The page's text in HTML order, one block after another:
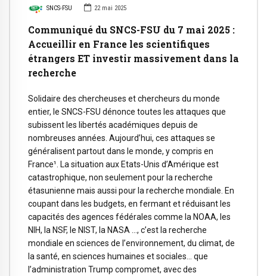
SNCS-FSU 22 mai 2025
Communiqué du SNCS-FSU du 7 mai 2025 :
Accueillir en France les scientifiques
étrangers ET investir massivement dans la
recherche
Solidaire des chercheuses et chercheurs du monde
entier, le SNCS-FSU dénonce toutes les attaques que
subissent les libertés académiques depuis de
nombreuses années. Aujourd’hui, ces attaques se
généralisent partout dans le monde, y compris en
France¹. La situation aux Etats-Unis d’Amérique est
catastrophique, non seulement pour la recherche
étasunienne mais aussi pour la recherche mondiale. En
coupant dans les budgets, en fermant et réduisant les
capacités des agences fédérales comme la NOAA, les
NIH, la NSF, le NIST, la NASA …, c’est la recherche
mondiale en sciences de l’environnement, du climat, de
la santé, en sciences humaines et sociales… que
l’administration Trump compromet, avec des